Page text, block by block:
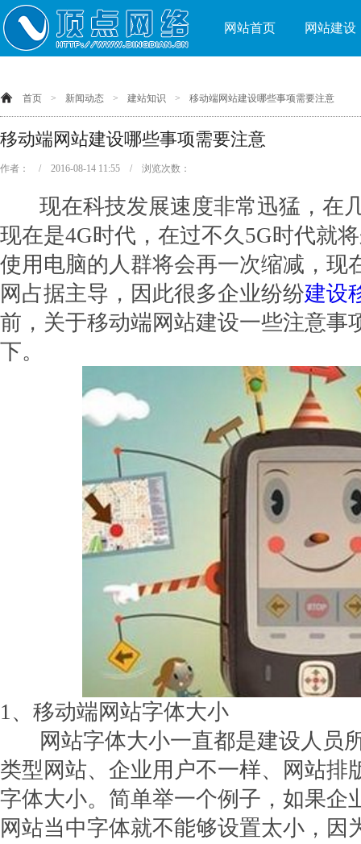
网站首页 网站建设
首页 > 新闻动态 > 建站知识 > 移动端网站建设哪些事项需要注意
移动端网站建设哪些事项需要注意
作者： / 2016-08-14 11:55 / 浏览次数：
现在科技发展速度非常迅猛，在
现在是4G时代，在过不久5G时代就
使用电脑的人群将会再一次缩减，现
网占据主导，因此很多企业纷纷建设
前，关于移动端网站建设一些注意事
下。
1、移动端网站字体大小
网站字体大小一直都是建设人员
类型网站、企业用户不一样、网站排
字体大小。简单举一个例子，如果企
网站当中字体就不能够设置太小，因